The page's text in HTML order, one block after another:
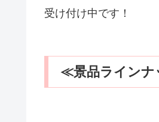
受け付け中です！
≪景品ラインナ